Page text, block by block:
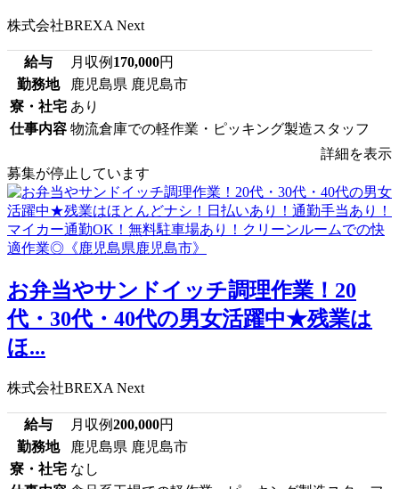
株式会社BREXA Next
給与 月収例 170,000円
勤務地
鹿児島県 鹿児島市
寮・社宅 あり
仕事内容 物流倉庫での軽作業・ピッキング製造スタッフ
詳細を表示
募集が停止しています
お弁当やサンドイッチ調理作業！20
代・30代・40代の男女活躍中★残業は
ほ...
株式会社BREXA Next
給与 月収例200,000円
勤務地
鹿児島県 鹿児島市
寮・社宅 なし